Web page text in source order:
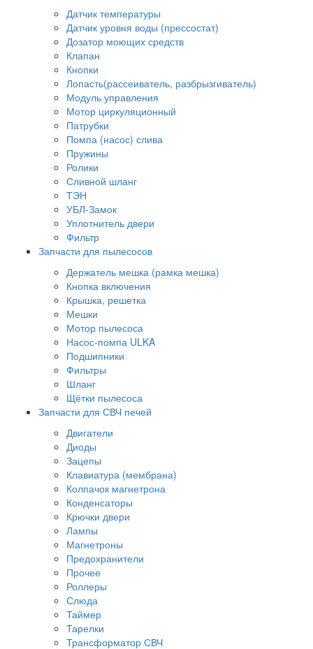
Датчик температуры
Датчик уровня воды (прессостат)
Дозатор моющих средств
Клапан
Кнопки
Лопасть(рассеиватель, разбрызгиватель)
Модуль управления
Мотор циркуляционный
Патрубки
Помпа (насос) слива
Пружины
Ролики
Сливной шланг
ТЭН
УБЛ-Замок
Уплотнитель двери
Фильтр
Запчасти для пылесосов
Держатель мешка (рамка мешка)
Кнопка включения
Крышка, решетка
Мешки
Мотор пылесоса
Насос-помпа ULKA
Подшипники
Фильтры
Шланг
Щётки пылесоса
Запчасти для СВЧ печей
Двигатели
Диоды
Зацепы
Клавиатура (мембрана)
Колпачок магнетрона
Конденсаторы
Крючки двери
Лампы
Магнетроны
Предохранители
Прочее
Роллеры
Слюда
Таймер
Тарелки
Трансформатор СВЧ